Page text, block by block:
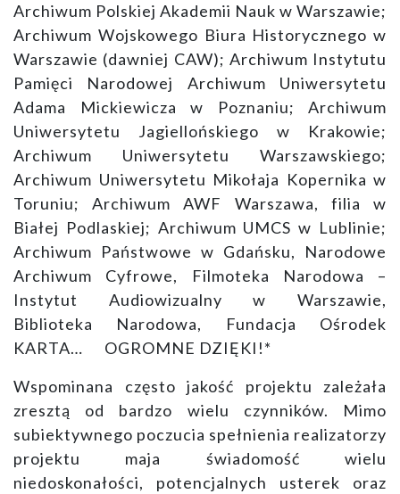
Archiwum Polskiej Akademii Nauk w Warszawie;
Archiwum Wojskowego Biura Historycznego w
Warszawie (dawniej CAW); Archiwum Instytutu
Pamięci Narodowej Archiwum Uniwersytetu
Adama Mickiewicza w Poznaniu; Archiwum
Uniwersytetu Jagiellońskiego w Krakowie;
Archiwum Uniwersytetu Warszawskiego;
Archiwum Uniwersytetu Mikołaja Kopernika w
Toruniu; Archiwum AWF Warszawa, filia w
Białej Podlaskiej; Archiwum UMCS w Lublinie;
Archiwum Państwowe w Gdańsku, Narodowe
Archiwum Cyfrowe, Filmoteka Narodowa –
Instytut Audiowizualny w Warszawie,
Biblioteka Narodowa, Fundacja Ośrodek
KARTA… OGROMNE DZIĘKI!*
Wspominana często jakość projektu zależała
zresztą od bardzo wielu czynników. Mimo
subiektywnego poczucia spełnienia realizatorzy
projektu maja świadomość wielu
niedoskonałości, potencjalnych usterek oraz